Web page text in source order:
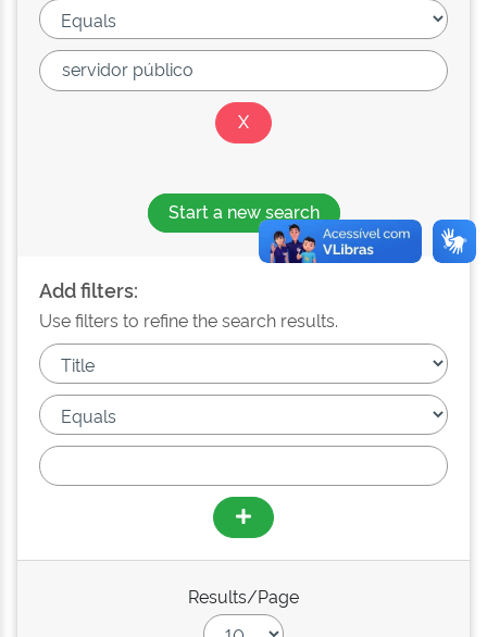
Start a new search
Add filters:
Use filters to refine the search results.
Results/Page